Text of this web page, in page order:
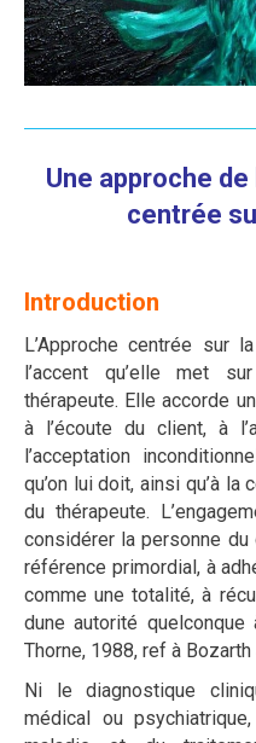
Une approche
centrée
Introduction
L’Approche centrée sur
l’accent qu’elle met
thérapeute. Elle accorde
à l’écoute du client, à
l’acceptation
qu’on lui doit, ainsi qu’à la
du thérapeute.
considérer la personne
référence primordial, à
comme une totalité, à
dune autorité
Thorne, 1988, ref à
Ni le diagnostique
médical ou